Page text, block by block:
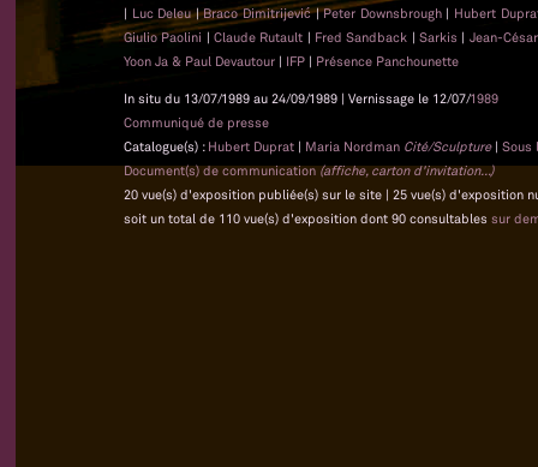
| Luc Deleu|Braco Dimitrijević|Peter Downsbrough | Hubert
Giulio Paolini |Claude Rutault | Fred Sandback |Sarkis | Jean-
Yoon Ja & Paul Devautour | IFP | Présence Panchounette
In situ du 13/07/1989 au 24/09/1989 | Vernissage le 12/07/1989
Communiqué de presse
Catalogue(s) : Hubert Duprat | Maria Nordman Cité/Sculpture| Sous
Document(s) de communication(affiche, carton d'invitation...)
20 vue(s) d'exposition publiée(s) sur le site | 25 vue(s) d'exposition
soit un total de 110 vue(s) d'exposition dont 90 consultables sur